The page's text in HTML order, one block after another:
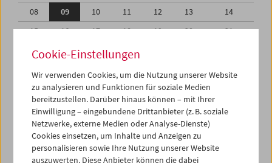
08
09 10 11 12 13
14
15
16 17 18 19 20
21
22
23 24 25
29
31 02
04
05
06 07 08 09 10
iCalender
Programmheft-PDF
Cookie-Einstellungen
Wir verwenden Cookies, um die Nutzung unserer Website
zu analysieren und Funktionen für soziale Medien
bereitzustellen. Darüber hinaus können – mit Ihrer
Einwilligung – eingebundene Drittanbieter (z. B. soziale
Netzwerke, externe Medien oder Analyse-Dienste)
Cookies einsetzen, um Inhalte und Anzeigen zu
personalisieren sowie Ihre Nutzung unserer Website
auszuwerten. Diese Anbieter können die dabei